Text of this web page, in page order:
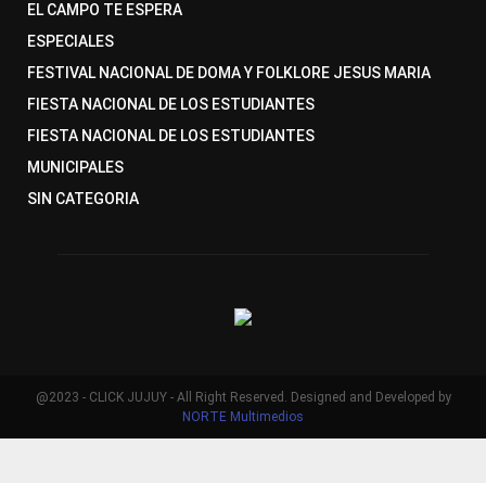
EL CAMPO TE ESPERA
ESPECIALES
FESTIVAL NACIONAL DE DOMA Y FOLKLORE JESUS MARIA
FIESTA NACIONAL DE LOS ESTUDIANTES
FIESTA NACIONAL DE LOS ESTUDIANTES
MUNICIPALES
SIN CATEGORIA
@2023 - CLICK JUJUY - All Right Reserved. Designed and Developed by
NORTE Multimedios